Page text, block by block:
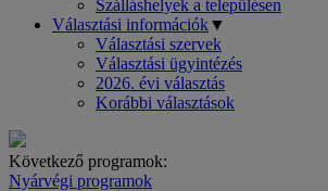
Szálláshelyek a településen
Választási információk▼
Választási szervek
Választási ügyintézés
2026. évi választás
Korábbi választások
Következő programok:
Nyárvégi programok